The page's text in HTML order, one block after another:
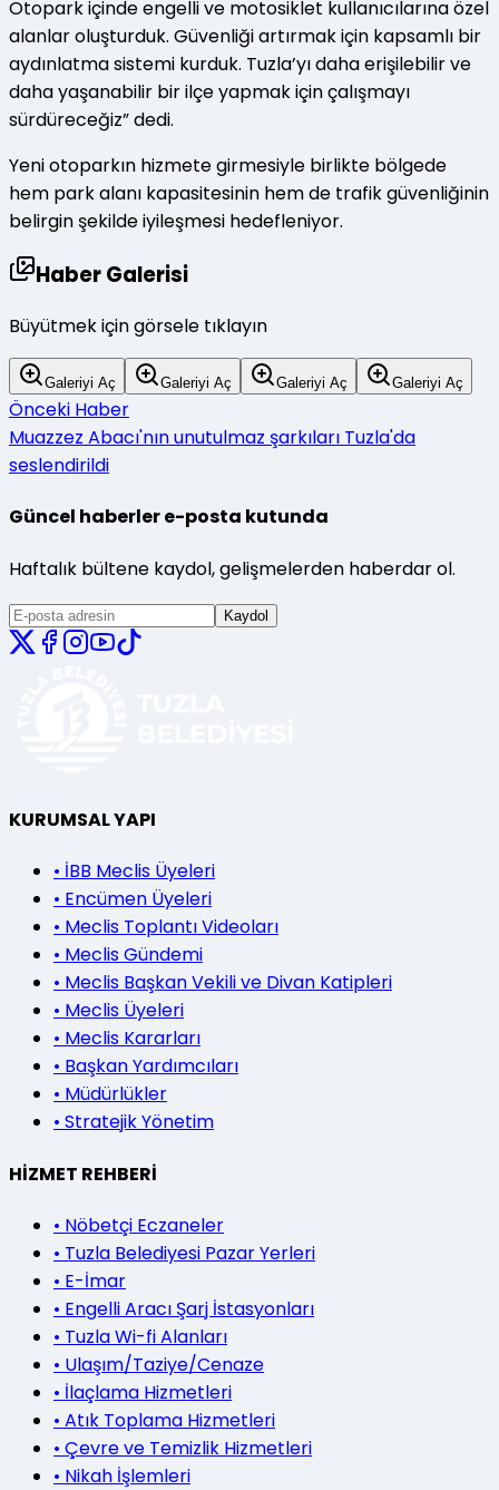
Otopark içinde engelli ve motosiklet kullanıcılarına özel
alanlar oluşturduk. Güvenliği artırmak için kapsamlı bir
aydınlatma sistemi kurduk. Tuzla’yı daha erişilebilir ve
daha yaşanabilir bir ilçe yapmak için çalışmayı
sürdüreceğiz” dedi.
Yeni otoparkın hizmete girmesiyle birlikte bölgede
hem park alanı kapasitesinin hem de trafik güvenliğinin
belirgin şekilde iyileşmesi hedefleniyor.
Haber Galerisi
Büyütmek için görsele tıklayın
Galeriyi Aç Galeriyi Aç Galeriyi Aç Galeriyi Aç
Önceki Haber
Muazzez Abacı'nın unutulmaz şarkıları Tuzla'da
seslendirildi
Güncel haberler e-posta kutunda
Haftalık bültene kaydol, gelişmelerden haberdar ol.
Kaydol
KURUMSAL YAPI
• İBB Meclis Üyeleri
• Encümen Üyeleri
• Meclis Toplantı Videoları
• Meclis Gündemi
• Meclis Başkan Vekili ve Divan Katipleri
• Meclis Üyeleri
• Meclis Kararları
• Başkan Yardımcıları
• Müdürlükler
• Stratejik Yönetim
HİZMET REHBERİ
• Nöbetçi Eczaneler
• Tuzla Belediyesi Pazar Yerleri
• E-İmar
• Engelli Aracı Şarj İstasyonları
• Tuzla Wi-fi Alanları
• Ulaşım/Taziye/Cenaze
• İlaçlama Hizmetleri
• Atık Toplama Hizmetleri
• Çevre ve Temizlik Hizmetleri
• Nikah İşlemleri